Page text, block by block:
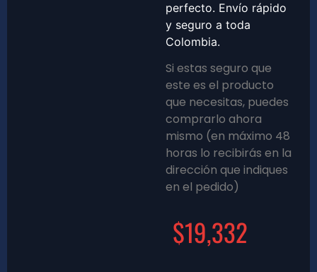
perfecto. Envío rápido
y seguro a toda
Colombia.
Si estas seguro que
este es el producto
que necesitas, puedes
comprarlo ahora
mismo (en máximo 48
horas lo recibirás en la
dirección que indiques
en el pedido)
$19,332